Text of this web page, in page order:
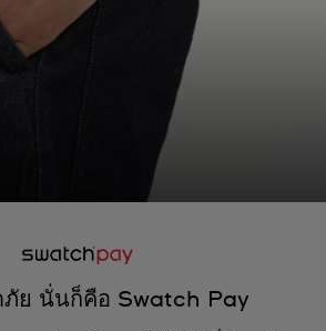
ภัย นั่นก็คือ Swatch Pay